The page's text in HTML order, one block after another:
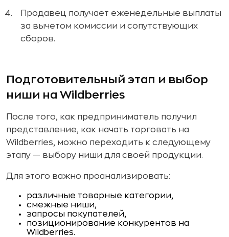
Продавец получает еженедельные выплаты
за вычетом комиссии и сопутствующих
сборов.
Подготовительный этап и выбор
ниши на Wildberries
После того, как предприниматель получил
представление, как начать торговать на
Wildberries, можно переходить к следующему
этапу — выбору ниши для своей продукции.
Для этого важно проанализировать:
различные товарные категории,
смежные ниши,
запросы покупателей,
позиционирование конкурентов на
Wildberries.